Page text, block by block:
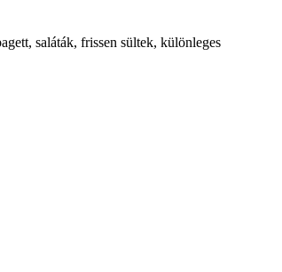
saláták, frissen sültek, különleges